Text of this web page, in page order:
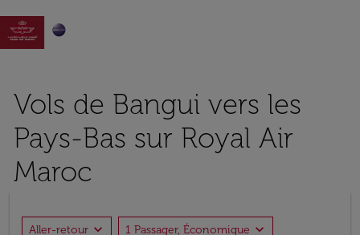

Vols de Bangui vers les
Pays-Bas sur Royal Air
Maroc
Aller-retour expand_more 1 Passager, Économique expand_more